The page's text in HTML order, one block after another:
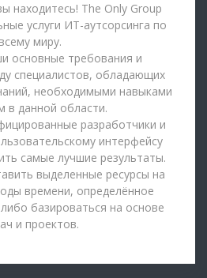
находитесь! The Only Group
услуги ИТ-аутсорсинга по
всему миру.
основные требования и
специалистов, обладающих
необходимыми навыками
в данной области.
разработчики и
интерфейсу
самые лучшие результаты.
выделенные ресурсы на
времени, определённое
базироваться на основе
и проектов.